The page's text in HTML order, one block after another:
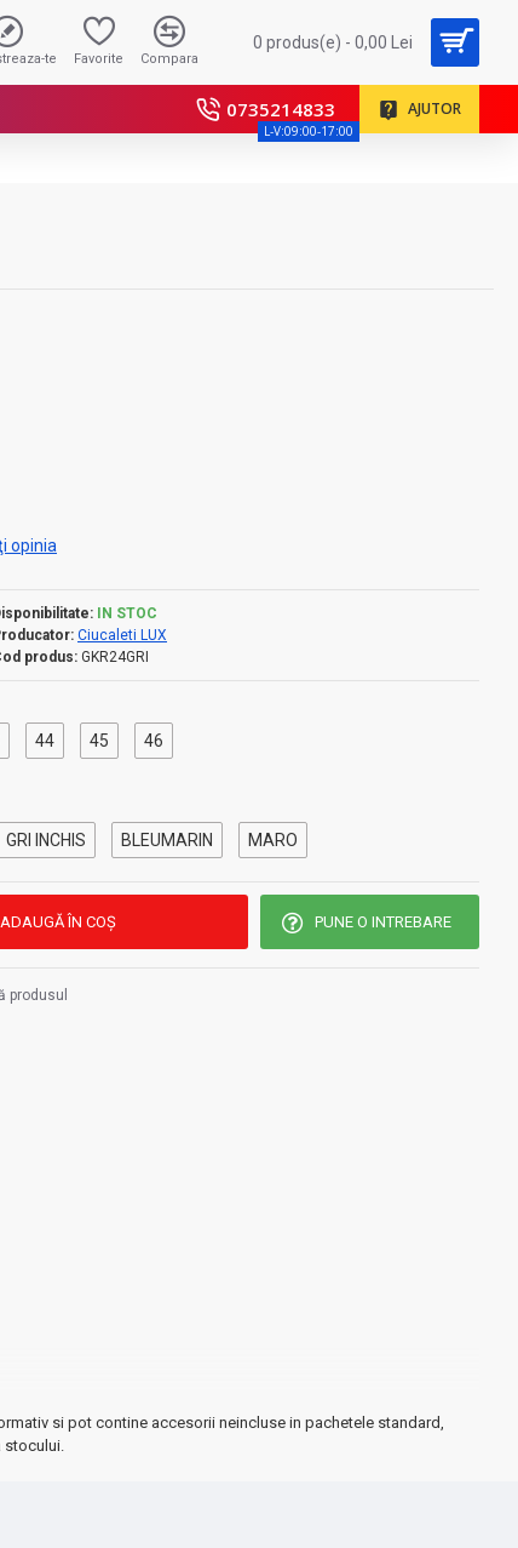
te Favorite Compara
0 produs(e) - 0,00 Lei
0735214833
L-V:09:00-17:00
AJUTOR
opinia
IN STOC
Ciucaleti LUX
produs: GKR24GRI
44 45 46
GRI INCHIS BLEUMARIN MARO
ADAUGĂ ÎN COŞ PUNE O INTREBARE
produsul
si pot contine accesorii neincluse in pachetele standard,
stocului.